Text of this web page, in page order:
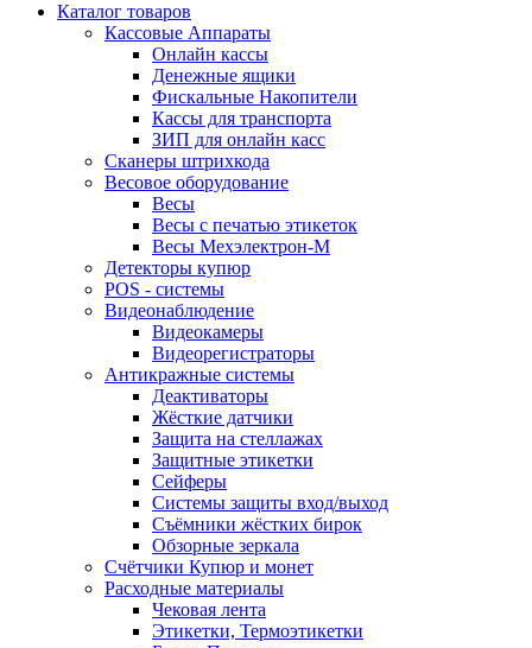
Каталог товаров
Кассовые Аппараты
Онлайн кассы
Денежные ящики
Фискальные Накопители
Кассы для транспорта
ЗИП для онлайн касс
Сканеры штрихкода
Весовое оборудование
Весы
Весы с печатью этикеток
Весы Мехэлектрон-М
Детекторы купюр
POS - системы
Видеонаблюдение
Видеокамеры
Видеорегистраторы
Антикражные системы
Деактиваторы
Жёсткие датчики
Защита на стеллажах
Защитные этикетки
Сейферы
Системы защиты вход/выход
Съёмники жёстких бирок
Обзорные зеркала
Счётчики Купюр и монет
Расходные материалы
Чековая лента
Этикетки, Термоэтикетки